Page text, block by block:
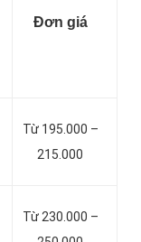
Đơn giá
Từ 195.000 –
215.000
Từ 230.000 –